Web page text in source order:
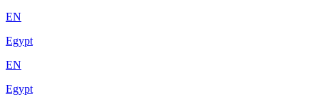
EN
Egypt
EN
Egypt